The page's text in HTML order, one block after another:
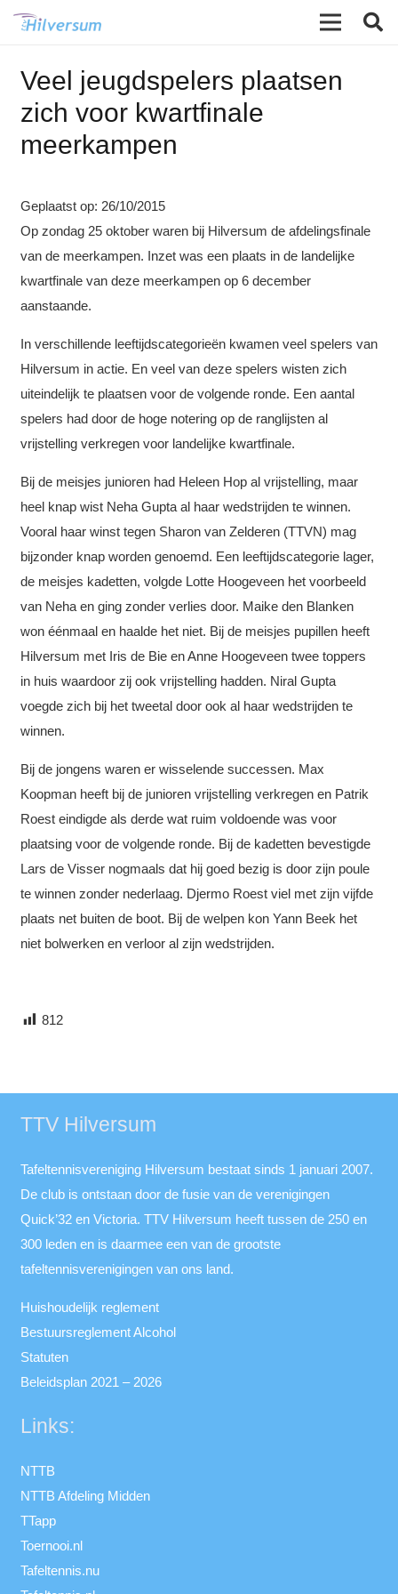
Veel jeugdspelers plaatsen
zich voor kwartfinale
meerkampen
Geplaatst op: 26/10/2015
Op zondag 25 oktober waren bij Hilversum de afdelingsfinale
van de meerkampen. Inzet was een plaats in de landelijke
kwartfinale van deze meerkampen op 6 december
aanstaande.
In verschillende leeftijdscategorieën kwamen veel spelers van
Hilversum in actie. En veel van deze spelers wisten zich
uiteindelijk te plaatsen voor de volgende ronde. Een aantal
spelers had door de hoge notering op de ranglijsten al
vrijstelling verkregen voor landelijke kwartfinale.
Bij de meisjes junioren had Heleen Hop al vrijstelling, maar
heel knap wist Neha Gupta al haar wedstrijden te winnen.
Vooral haar winst tegen Sharon van Zelderen (TTVN) mag
bijzonder knap worden genoemd. Een leeftijdscategorie lager,
de meisjes kadetten, volgde Lotte Hoogeveen het voorbeeld
van Neha en ging zonder verlies door. Maike den Blanken
won éénmaal en haalde het niet. Bij de meisjes pupillen heeft
Hilversum met Iris de Bie en Anne Hoogeveen twee toppers
in huis waardoor zij ook vrijstelling hadden. Niral Gupta
voegde zich bij het tweetal door ook al haar wedstrijden te
winnen.
Bij de jongens waren er wisselende successen. Max
Koopman heeft bij de junioren vrijstelling verkregen en Patrik
Roest eindigde als derde wat ruim voldoende was voor
plaatsing voor de volgende ronde. Bij de kadetten bevestigde
Lars de Visser nogmaals dat hij goed bezig is door zijn poule
te winnen zonder nederlaag. Djermo Roest viel met zijn vijfde
plaats net buiten de boot. Bij de welpen kon Yann Beek het
niet bolwerken en verloor al zijn wedstrijden.
812
TTV Hilversum
Tafeltennisvereniging Hilversum bestaat sinds 1 januari 2007.
De club is ontstaan door de fusie van de verenigingen
Quick’32 en Victoria. TTV Hilversum heeft tussen de 250 en
300 leden en is daarmee een van de grootste
tafeltennisverenigingen van ons land.
Huishoudelijk reglement
Bestuursreglement Alcohol
Statuten
Beleidsplan 2021 – 2026
Links:
NTTB
NTTB Afdeling Midden
TTapp
Toernooi.nl
Tafeltennis.nu